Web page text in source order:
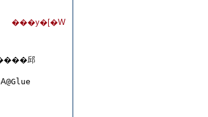
���y�[�W
邱
@Glue